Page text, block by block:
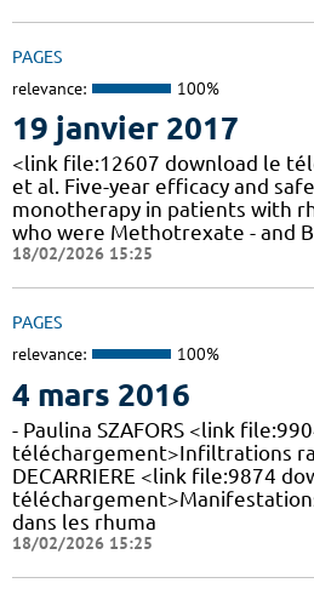
PAGES
relevance: 100%
19 janvier 2017
<link file:12607 download le
et al. Five-year efficacy and
monotherapy in patients with
who were Methotrexate - and
18/02/2026 15:25
PAGES
relevance: 100%
4 mars 2016
- Paulina SZAFORS <link
téléchargement>Infiltrations
DECARRIERE <link file:9874
dans les rhuma
18/02/2026 15:25